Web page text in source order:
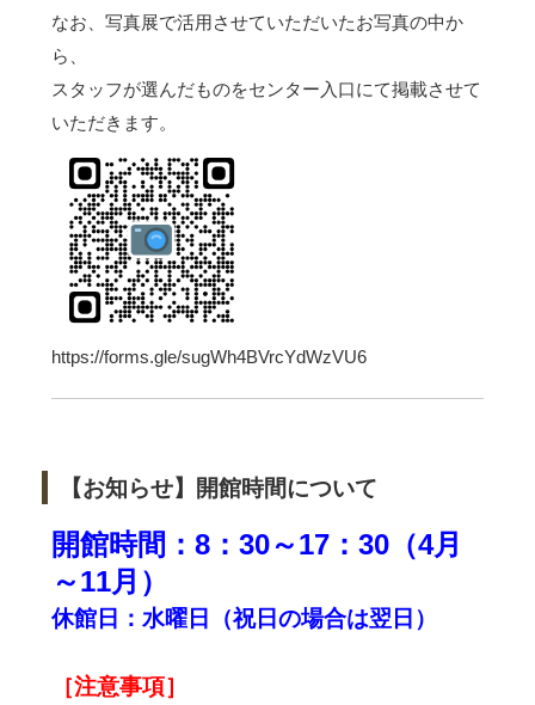
なお、写真展で活用させていただいたお写真の中か
ら、
スタッフが選んだものをセンター入口にて掲載させて
いただきます。
https://forms.gle/sugWh4BVrcYdWzVU6
【お知らせ】開館時間について
開館時間：8：30～17：30（4月
～11月）
休館日：水曜日（祝日の場合は翌日 ）
［注意事項］